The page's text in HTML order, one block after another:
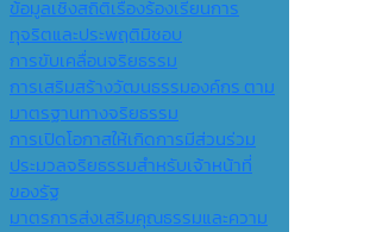
ข้อมูลเชิงสถิติเรื่องร้องเรียนการ
ทุจริตและประพฤติมิชอบ
การขับเคลื่อนจริยธรรม
การเสริมสร้างวัฒนธรรมองค์กร ตาม
มาตรฐานทางจริยธรรม
การเปิดโอกาสให้เกิดการมีส่วนร่วม
ประมวลจริยธรรมสำหรับเจ้าหน้าที่
ของรัฐ
มาตรการส่งเสริมคุณธรรมและความ